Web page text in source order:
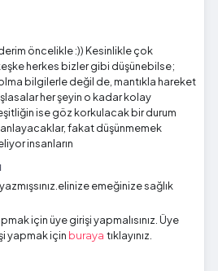
öncelikle :)) Kesinlikle çok
keşke herkes bizler gibi düşünebilse;
bilgilerle değil de, mantıkla hareket
her şeyin o kadar kolay
ise göz korkulacak bir durum
anlayacaklar, fakat düşünmemek
insanların
emeğinize sağlık
için üye girişi yapmalısınız. Üye
yapmak için buraya tıklayınız.